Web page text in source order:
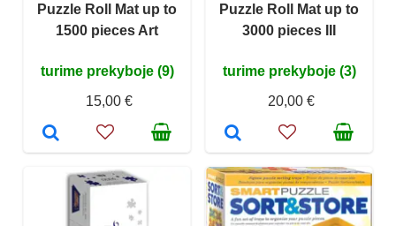
Puzzle Roll Mat up to
1500 pieces Art
turime prekyboje (9)
15,00 €
Puzzle Roll Mat up to
3000 pieces III
turime prekyboje (3)
20,00 €